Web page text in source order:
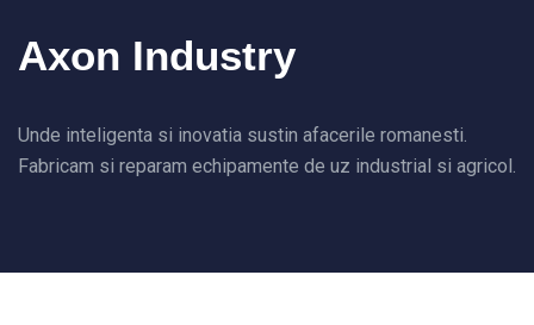
Axon Industry
Unde inteligenta si inovatia sustin afacerile romanesti.
Fabricam si reparam echipamente de uz industrial si agricol.